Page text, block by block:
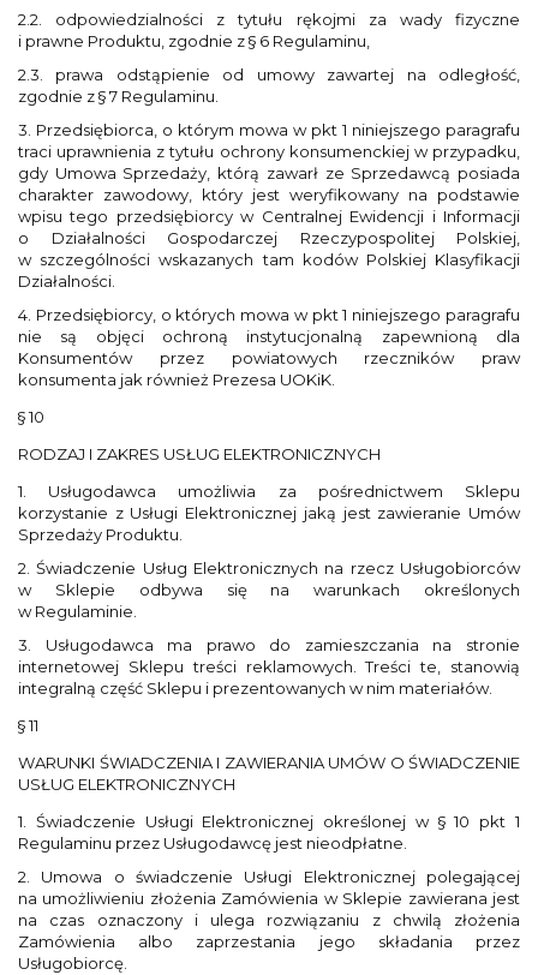
2.2. odpowiedzialności z tytułu rękojmi za wady fizyczne
i prawne Produktu, zgodnie z § 6 Regulaminu,
2.3. prawa odstąpienie od umowy zawartej na odległość,
zgodnie z § 7 Regulaminu.
3. Przedsiębiorca, o którym mowa w pkt 1 niniejszego paragrafu
traci uprawnienia z tytułu ochrony konsumenckiej w przypadku,
gdy Umowa Sprzedaży, którą zawarł ze Sprzedawcą posiada
charakter zawodowy, który jest weryfikowany na podstawie
wpisu tego przedsiębiorcy w Centralnej Ewidencji i Informacji
o Działalności Gospodarczej Rzeczypospolitej Polskiej,
w szczególności wskazanych tam kodów Polskiej Klasyfikacji
Działalności.
4. Przedsiębiorcy, o których mowa w pkt 1 niniejszego paragrafu
nie są objęci ochroną instytucjonalną zapewnioną dla
Konsumentów przez powiatowych rzeczników praw
konsumenta jak również Prezesa UOKiK.
§ 10
RODZAJ I ZAKRES USŁUG ELEKTRONICZNYCH
1. Usługodawca umożliwia za pośrednictwem Sklepu
korzystanie z Usługi Elektronicznej jaką jest zawieranie Umów
Sprzedaży Produktu.
2. Świadczenie Usług Elektronicznych na rzecz Usługobiorców
w Sklepie odbywa się na warunkach określonych
w Regulaminie.
3. Usługodawca ma prawo do zamieszczania na stronie
internetowej Sklepu treści reklamowych. Treści te, stanowią
integralną część Sklepu i prezentowanych w nim materiałów.
§ 11
WARUNKI ŚWIADCZENIA I ZAWIERANIA UMÓW O ŚWIADCZENIE
USŁUG ELEKTRONICZNYCH
1. Świadczenie Usługi Elektronicznej określonej w § 10 pkt 1
Regulaminu przez Usługodawcę jest nieodpłatne.
2. Umowa o świadczenie Usługi Elektronicznej polegającej
na umożliwieniu złożenia Zamówienia w Sklepie zawierana jest
na czas oznaczony i ulega rozwiązaniu z chwilą złożenia
Zamówienia albo zaprzestania jego składania przez
Usługobiorcę.